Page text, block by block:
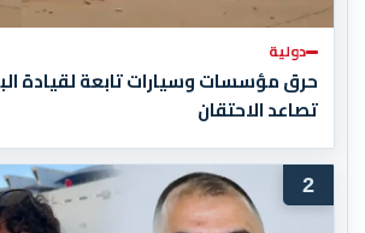
دولية
حرق مؤسسات وسيارات تابعة لقيادة
تصاعد الاحتقان
2